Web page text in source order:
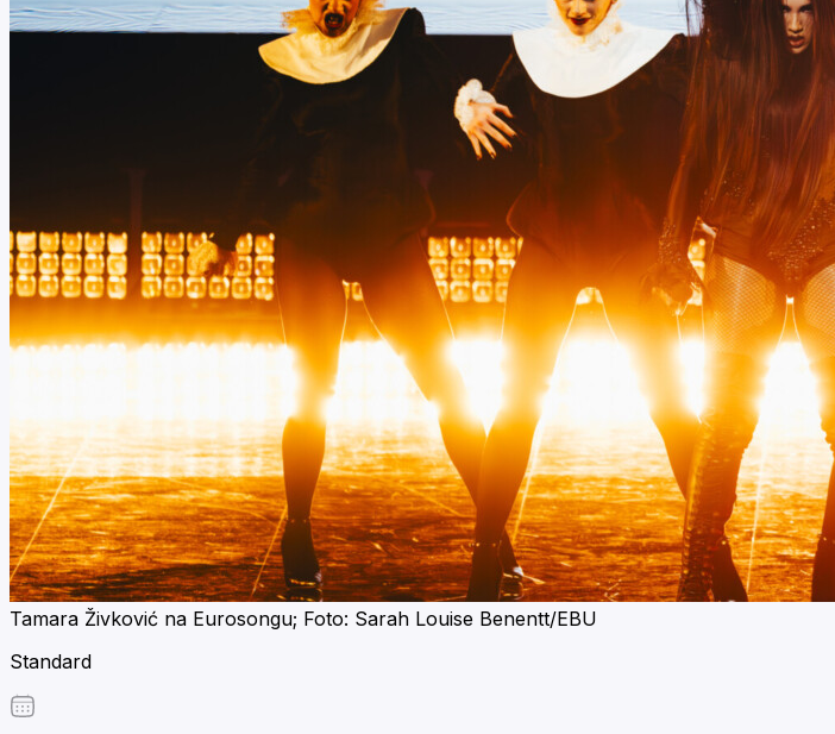
Tamara Živković na Eurosongu; Foto: Sarah Louise Benentt/EBU
Standard